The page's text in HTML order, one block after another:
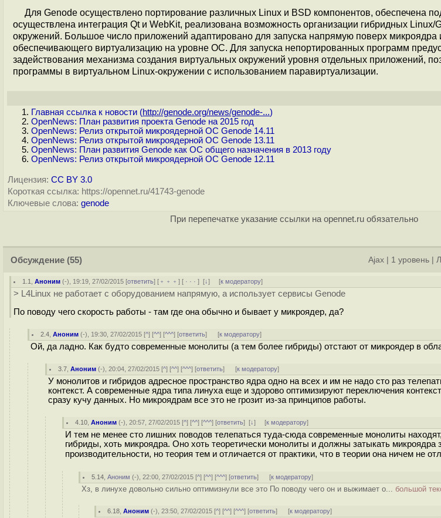
Для Genode осуществлено портирование различных Linux и BSD компонентов, обеспечена
осуществлена интеграция Qt и WebKit, реализована возможность организации гибридных
окружений. Большое число приложений адаптировано для запуска напрямую поверх микроядра
обеспечивающего виртуализацию на уровне ОС. Для запуска непортированных программ
задействования механизма создания виртуальных окружений уровня отдельных приложений,
программы в виртуальном Linux-окружении с использованием паравиртуализации.
Главная ссылка к новости (http://genode.org/news/genode-...)
OpenNews: План развития проекта Genode на 2015 год
OpenNews: Релиз открытой микроядерной ОС Genode 14.11
OpenNews: Релиз открытой микроядерной ОС Genode 13.11
OpenNews: План развития Genode как ОС общего назначения в 2013 году
OpenNews: Релиз открытой микроядерной ОС Genode 12.11
Лицензия: CC BY 3.0
Короткая ссылка: https://opennet.ru/41743-genode
Ключевые слова: genode
При перепечатке указание ссылки на opennet.ru обязательно
Обсуждение (55) Ajax 1 уровень
1.1 ,Аноним (-), 19:19, 27/02/2015 [ответить] [ ﹢﹢﹢] [ · · ·][↓] [к модератору]
> L4Linux не работает с оборудованием напрямую, а использует сервисы Genode
По поводу чего скорость работы - там где она обычно и бывает у микроядер, да?
2.4 ,Аноним (-), 19:30, 27/02/2015 [^] [^^] [^^^] [ответить] [к модератору]
Ой, да ладно. Как будто современные монолиты (а тем более гибриды) отстают от микроядер в
3.7 ,Аноним (-), 20:04, 27/02/2015 [^] [^^] [^^^] [ответить] [к модератору]
У монолитов и гибридов адресное пространство ядра одно на всех и им не надо сто раз
контекст. А современные ядра типа линуха еще и здорово оптимизируют переключения
сразу кучу данных. Но микроядрам все это не грозит из-за принципов работы.
4.10 ,Аноним (-), 20:57, 27/02/2015 [^] [^^] [^^^] [ответить][↓] [к модератору]
И тем не менее сто лишних поводов телепаться туда-сюда современные монолиты
гибриды, хоть микроядра. Оно хоть теоретически монолиты и должны затыкать микроядра
производительности, но теория тем и отличается от практики, что в теории она ничем не
5.14 ,Аноним (-), 22:00, 27/02/2015 [^] [^^] [^^^] [ответить] [к модератору]
Хз, в линухе довольно сильно оптимизнули все это По поводу чего он и выжимает о... большой
6.18 ,Аноним (-), 23:50, 27/02/2015 [^] [^^] [^^^] [ответить] [к модератору]